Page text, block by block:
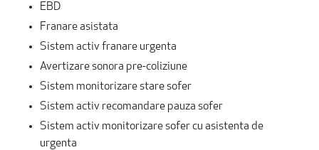
EBD
Franare asistata
Sistem activ franare urgenta
Avertizare sonora pre-coliziune
Sistem monitorizare stare sofer
Sistem activ recomandare pauza sofer
Sistem activ monitorizare sofer cu asistenta de
urgenta